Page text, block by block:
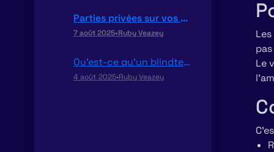
Parties privées sur vos playlists !
7 août 2025•Ruby Veazey
Qu’est-ce qu’un blindtest ?
4 août 2025•Ruby Veazey
Le